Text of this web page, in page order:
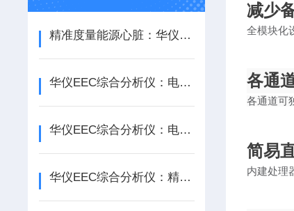
精准度量能源心脏：华仪EEC综合分析仪性能深度评测
华仪EEC综合分析仪：电力系统“全科医生”，一站式诊断运行隐患
华仪EEC综合分析仪：电力系统的全能守护者
华仪EEC综合分析仪：精准、高效的电力设备检测利器
减少
全模块化
各通
各通道可
简易
内建处理